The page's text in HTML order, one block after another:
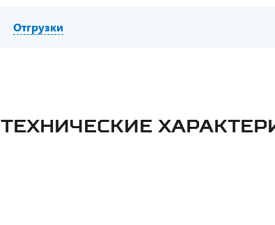
Отгрузки
ТЕХНИЧЕСКИЕ